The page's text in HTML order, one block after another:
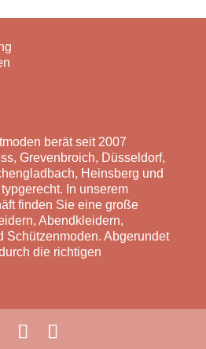
berät seit 2007
Grevenbroich, Düsseldorf,
Heinsberg und
In unserem
finden Sie eine große
Abendkleidern,
Schützenmoden. Abgerundet
die richtigen